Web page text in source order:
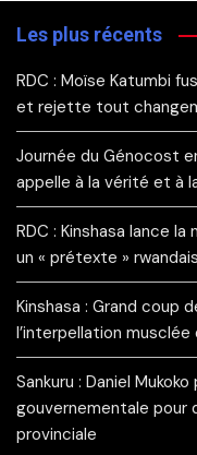
Les plus récents
RDC : Moïse Katumbi
et rejette tout
Journée du Génocost
appelle à la vérité et à
RDC : Kinshasa lance
un « prétexte » rwandais
Kinshasa : Grand coup
l’interpellation
Sankuru : Daniel
gouvernementale pour
provinciale